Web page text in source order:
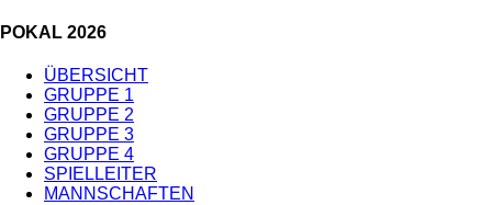
POKAL 2026
ÜBERSICHT
GRUPPE 1
GRUPPE 2
GRUPPE 3
GRUPPE 4
SPIELLEITER
MANNSCHAFTEN